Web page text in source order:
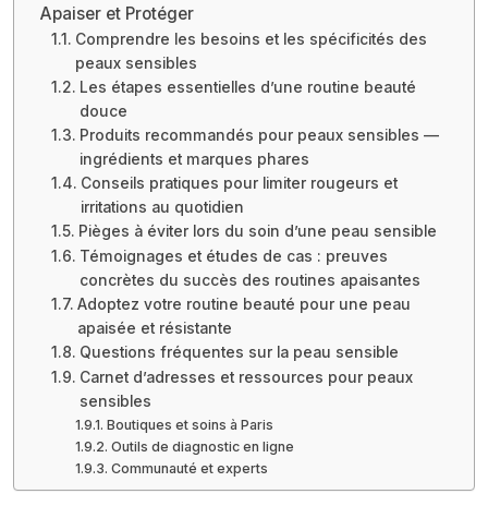
Apaiser et Protéger
Comprendre les besoins et les spécificités des
peaux sensibles
Les étapes essentielles d’une routine beauté
douce
Produits recommandés pour peaux sensibles —
ingrédients et marques phares
Conseils pratiques pour limiter rougeurs et
irritations au quotidien
Pièges à éviter lors du soin d’une peau sensible
Témoignages et études de cas : preuves
concrètes du succès des routines apaisantes
Adoptez votre routine beauté pour une peau
apaisée et résistante
Questions fréquentes sur la peau sensible
Carnet d’adresses et ressources pour peaux
sensibles
Boutiques et soins à Paris
Outils de diagnostic en ligne
Communauté et experts